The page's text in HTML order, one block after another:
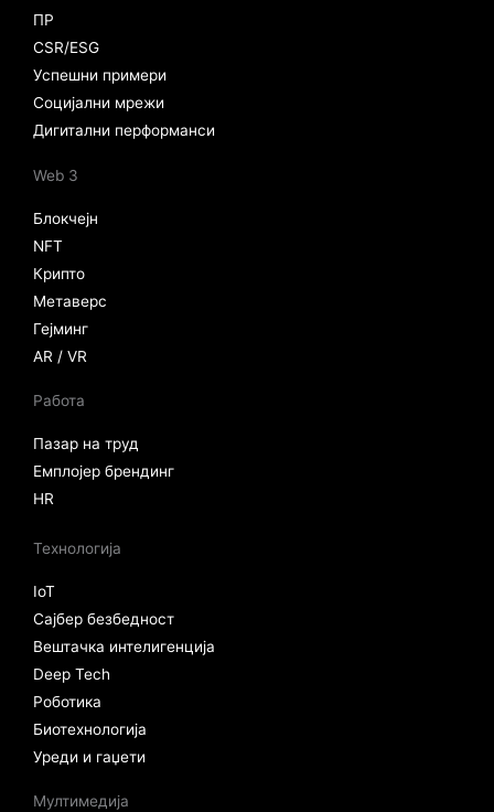
ПР
CSR/ESG
Успешни примери
Социјални мрежи
Дигитални перформанси
Web 3
Блокчејн
NFT
Крипто
Метаверс
Гејминг
AR / VR
Работа
Пазар на труд
Емплојер брендинг
HR
Технологија
IoT
Сајбер безбедност
Вештачка интелигенција
Deep Tech
Роботика
Биотехнологија
Уреди и гаџети
Мултимедија